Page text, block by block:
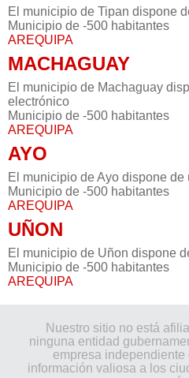
El municipio de Tipan dispone
Municipio de -500 habitantes
AREQUIPA
MACHAGUAY
El municipio de Machaguay
electrónico
Municipio de -500 habitantes
AREQUIPA
AYO
El municipio de Ayo dispone
Municipio de -500 habitantes
AREQUIPA
UÑON
El municipio de Uñon dispone
Municipio de -500 habitantes
AREQUIPA
Nuestro sitio no está
ninguna entidad
empresa
información valiosa a los